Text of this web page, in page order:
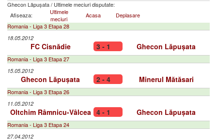
Ghecon Lăpușata/ Ultimele meciuri disputate:
Afiseaza:
Ultimele
meciuri
Acasa
Deplasare
Romania - Liga 3 Etapa 28
18.05.2012
FC Cisnădie 3 - 1 Ghecon Lăpușata
Romania - Liga 3 Etapa 27
15.05.2012
Ghecon Lăpușata 2 - 4 Minerul Mătăsari
Romania - Liga 3 Etapa 26
11.05.2012
Oltchim Râmnicu-Vâlcea 4 - 1 Ghecon Lăpușata
Romania - Liga 3 Etapa 24
27.04.2012